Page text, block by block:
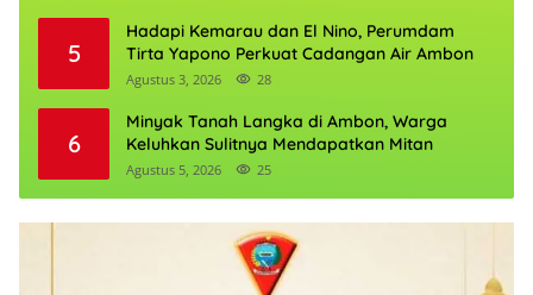
5
Hadapi Kemarau dan El Nino, Perumdam
Tirta Yapono Perkuat Cadangan Air Ambon
Agustus 3, 2026 28
6
Minyak Tanah Langka di Ambon, Warga
Keluhkan Sulitnya Mendapatkan Mitan
Agustus 5, 2026 25